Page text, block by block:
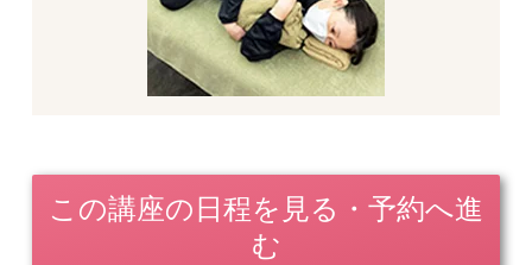
この講座の日程を見る・予約へ進
む